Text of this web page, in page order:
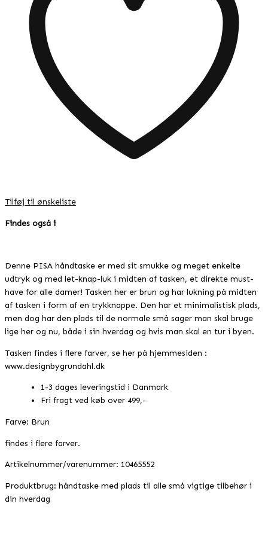
Tilføj til ønskeliste
Findes også i
Denne PISA håndtaske er med sit smukke og meget enkelte
udtryk og med let-knap-luk i midten af tasken, et direkte must-
have for alle damer! Tasken her er brun og har lukning på midten
af tasken i form af en trykknappe. Den har et minimalistisk plads,
men dog har den plads til de normale små sager man skal bruge
lige her og nu, både i sin hverdag og hvis man skal en tur i byen.
Tasken findes i flere farver, se her på hjemmesiden :
www.designbygrundahl.dk
1-3 dages leveringstid i Danmark
Fri fragt ved køb over 499,-
Farve: Brun
findes i flere farver.
Artikelnummer/varenummer: 10465552
Produktbrug: håndtaske med plads til alle små vigtige tilbehør i
din hverdag